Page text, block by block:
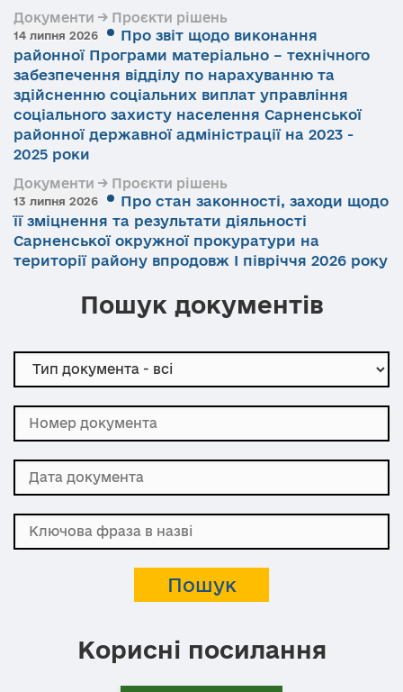
Документи → Проєкти рішень
14 липня 2026
Про звіт щодо виконання
районної Програми матеріально – технічного
забезпечення відділу по нарахуванню та
здійсненню соціальних виплат управління
соціального захисту населення Сарненської
районної державної адміністрації на 2023 -
2025 роки
Документи → Проєкти рішень
13 липня 2026
Про стан законності, заходи щодо
її зміцнення та результати діяльності
Сарненської окружної прокуратури на
території району впродовж І півріччя 2026 року
Пошук документів
Корисні посилання